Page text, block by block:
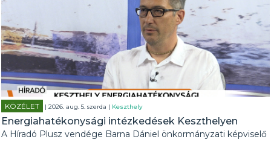
KÖZÉLET | 2026. aug. 5. szerda | Keszthely
Energiahatékonysági intézkedések Keszthelyen
A Híradó Plusz vendége Barna Dániel önkormányzati képviselő